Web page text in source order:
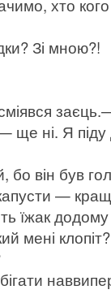
хто
Зі мною?!
заєць.—
ні. Я піду
бо він був
—
їжак
мені клопіт?